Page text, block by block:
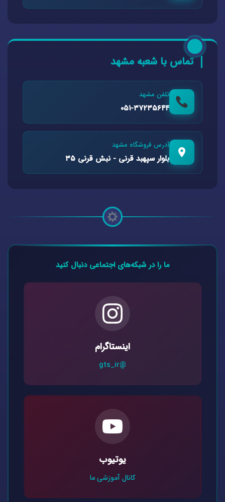
تماس با شعبه مشهد
تلفن مشهد
۰۵۱-۳۷۲۳۵۶۴۴
آدرس فروشگاه مشهد
بلوار سپهبد قرنی - نبش قرنی ۳۵
ما را در شبکه‌های اجتماعی دنبال کنید
اینستاگرام
@gts_ir
یوتیوب
کانال آموزشی ما